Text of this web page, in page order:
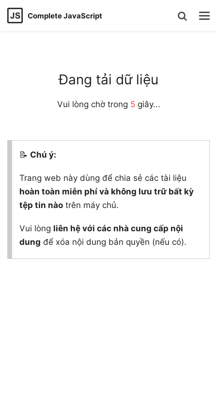
Complete JavaScript
Đang tải dữ liệu
Vui lòng chờ trong 5 giây...
📝 Chú ý:
Trang web này dùng để chia sẻ các tài liệu
hoàn toàn miễn phí và không lưu trữ bất kỳ
tệp tin nào trên máy chủ.
Vui lòng liên hệ với các nhà cung cấp nội
dung để xóa nội dung bản quyền (nếu có).